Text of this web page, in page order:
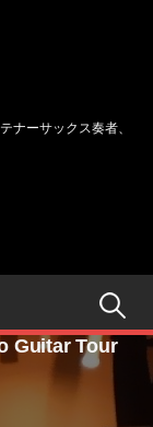
ナーサックス奏者、
検
索:
Guitar Tour